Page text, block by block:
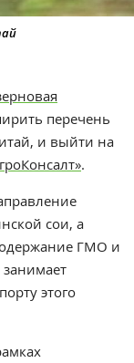
перечень
и выйти на
.
сои, а
ГМО и
этого